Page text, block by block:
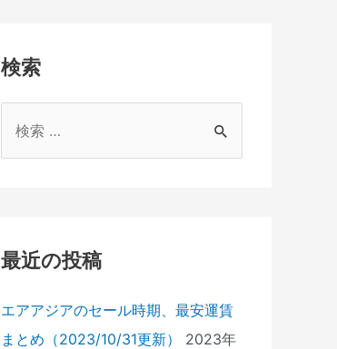
検索
最近の投稿
エアアジアのセール時期、最安運賃
まとめ（2023/10/31更新）
2023年